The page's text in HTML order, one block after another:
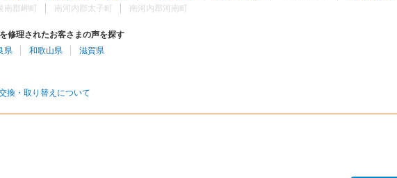
南郡岬町
南河内郡太子町 南河内郡河南町
修理されたお客さまの声を探す
県
和歌山県 滋賀県
換・取り替えについて